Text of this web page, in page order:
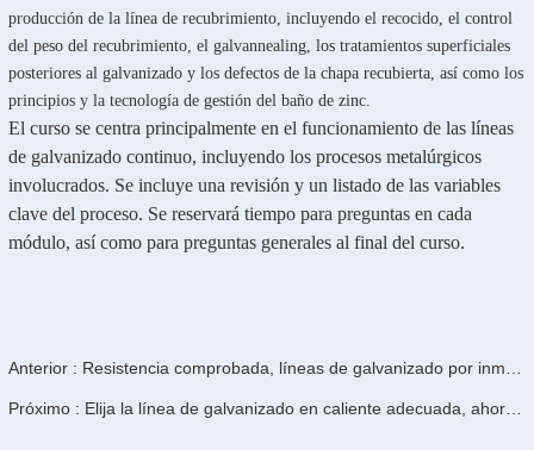
producción de la línea de recubrimiento, incluyendo el recocido, el control
del peso del recubrimiento, el galvannealing, los tratamientos superficiales
posteriores al galvanizado y los defectos de la chapa recubierta, así como los
principios y la tecnología de gestión del baño de zinc.
El curso se centra principalmente en el funcionamiento de las líneas
de galvanizado continuo, incluyendo los procesos metalúrgicos
involucrados. Se incluye una revisión y un listado de las variables
clave del proceso. Se reservará tiempo para preguntas en cada
módulo, así como para preguntas generales al final del curso.
Anterior : Resistencia comprobada, líneas de galvanizado por inmersión en caliente RITMAN para una puesta en marcha eficiente.
Próximo : Elija la línea de galvanizado en caliente adecuada, ahorre tiempo y dinero: RITMAN Equipment comprende realmente las necesidades de su negocio.